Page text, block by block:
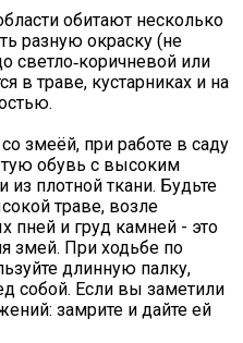
обитают несколько
разную окраску (не
светло‑коричневой или
в траве, кустарниках и на
змеёй, при работе в саду
обувь с высоким
плотной ткани. Будьте
траве, возле
пней и груд камней - это
змей. При ходьбе по
длинную палку,
собой. Если вы заметили
замрите и дайте ей